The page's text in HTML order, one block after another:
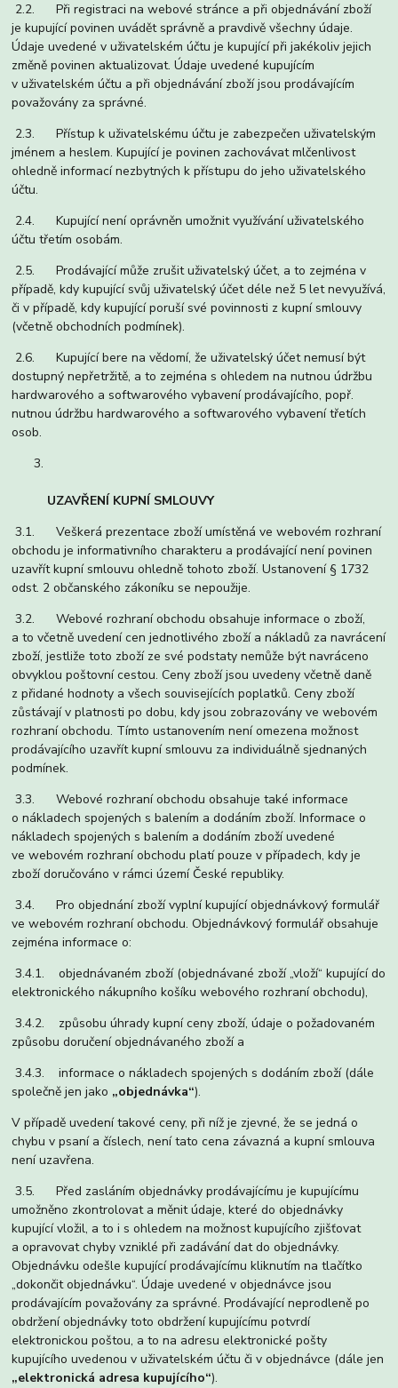
2.2. Při registraci na webové stránce a při objednávání zboží
je kupující povinen uvádět správně a pravdivě všechny údaje.
Údaje uvedené v uživatelském účtu je kupující při jakékoliv jejich
změně povinen aktualizovat. Údaje uvedené kupujícím
v uživatelském účtu a při objednávání zboží jsou prodávajícím
považovány za správné.
2.3. Přístup k uživatelskému účtu je zabezpečen uživatelským
jménem a heslem. Kupující je povinen zachovávat mlčenlivost
ohledně informací nezbytných k přístupu do jeho uživatelského
účtu.
2.4. Kupující není oprávněn umožnit využívání uživatelského
účtu třetím osobám.
2.5. Prodávající může zrušit uživatelský účet, a to zejména v
případě, kdy kupující svůj uživatelský účet déle než 5 let nevyužívá,
či v případě, kdy kupující poruší své povinnosti z kupní smlouvy
(včetně obchodních podmínek).
2.6. Kupující bere na vědomí, že uživatelský účet nemusí být
dostupný nepřetržitě, a to zejména s ohledem na nutnou údržbu
hardwarového a softwarového vybavení prodávajícího, popř.
nutnou údržbu hardwarového a softwarového vybavení třetích
osob.
UZAVŘENÍ KUPNÍ SMLOUVY
3.1. Veškerá prezentace zboží umístěná ve webovém rozhraní
obchodu je informativního charakteru a prodávající není povinen
uzavřít kupní smlouvu ohledně tohoto zboží. Ustanovení § 1732
odst. 2 občanského zákoníku se nepoužije.
3.2. Webové rozhraní obchodu obsahuje informace o zboží,
a to včetně uvedení cen jednotlivého zboží a nákladů za navrácení
zboží, jestliže toto zboží ze své podstaty nemůže být navráceno
obvyklou poštovní cestou. Ceny zboží jsou uvedeny včetně daně
z přidané hodnoty a všech souvisejících poplatků. Ceny zboží
zůstávají v platnosti po dobu, kdy jsou zobrazovány ve webovém
rozhraní obchodu. Tímto ustanovením není omezena možnost
prodávajícího uzavřít kupní smlouvu za individuálně sjednaných
podmínek.
3.3. Webové rozhraní obchodu obsahuje také informace
o nákladech spojených s balením a dodáním zboží. Informace o
nákladech spojených s balením a dodáním zboží uvedené
ve webovém rozhraní obchodu platí pouze v případech, kdy je
zboží doručováno v rámci území České republiky.
3.4. Pro objednání zboží vyplní kupující objednávkový formulář
ve webovém rozhraní obchodu. Objednávkový formulář obsahuje
zejména informace o:
3.4.1. objednávaném zboží (objednávané zboží „vloží“ kupující do
elektronického nákupního košíku webového rozhraní obchodu),
3.4.2. způsobu úhrady kupní ceny zboží, údaje o požadovaném
způsobu doručení objednávaného zboží a
3.4.3. informace o nákladech spojených s dodáním zboží (dále
společně jen jako „objednávka“).
V případě uvedení takové ceny, při níž je zjevné, že se jedná o
chybu v psaní a číslech, není tato cena závazná a kupní smlouva
není uzavřena.
3.5. Před zasláním objednávky prodávajícímu je kupujícímu
umožněno zkontrolovat a měnit údaje, které do objednávky
kupující vložil, a to i s ohledem na možnost kupujícího zjišťovat
a opravovat chyby vzniklé při zadávání dat do objednávky.
Objednávku odešle kupující prodávajícímu kliknutím na tlačítko
„dokončit objednávku“. Údaje uvedené v objednávce jsou
prodávajícím považovány za správné. Prodávající neprodleně po
obdržení objednávky toto obdržení kupujícímu potvrdí
elektronickou poštou, a to na adresu elektronické pošty
kupujícího uvedenou v uživatelském účtu či v objednávce (dále jen
„elektronická adresa kupujícího“).